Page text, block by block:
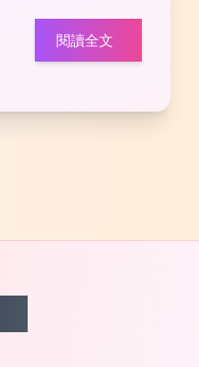
閱讀全文